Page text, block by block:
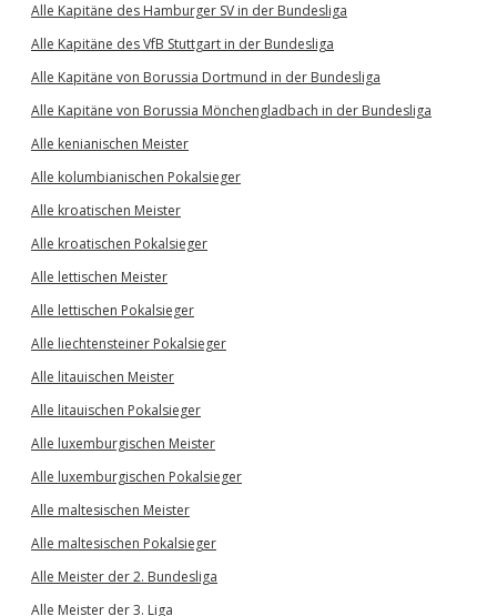
Alle Kapitäne des Hamburger SV in der Bundesliga
Alle Kapitäne des VfB Stuttgart in der Bundesliga
Alle Kapitäne von Borussia Dortmund in der Bundesliga
Alle Kapitäne von Borussia Mönchengladbach in der Bundesliga
Alle kenianischen Meister
Alle kolumbianischen Pokalsieger
Alle kroatischen Meister
Alle kroatischen Pokalsieger
Alle lettischen Meister
Alle lettischen Pokalsieger
Alle liechtensteiner Pokalsieger
Alle litauischen Meister
Alle litauischen Pokalsieger
Alle luxemburgischen Meister
Alle luxemburgischen Pokalsieger
Alle maltesischen Meister
Alle maltesischen Pokalsieger
Alle Meister der 2. Bundesliga
Alle Meister der 3. Liga